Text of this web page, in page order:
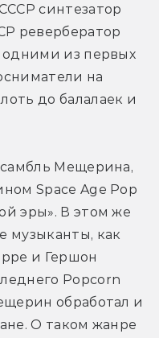
синтезатор
ревербератор
из первых
на
до балалаек и
Мещерина,
Space Age Pop
эры». В этом же
музыканты, как
и Гершон
Popcorn
обработал и
О таком жанре